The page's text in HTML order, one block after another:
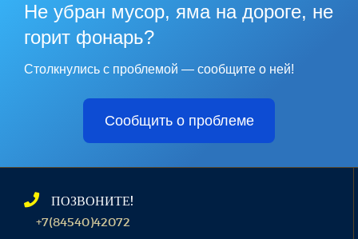
Не убран мусор, яма на дороге, не
горит фонарь?
Столкнулись с проблемой — сообщите о ней!
Сообщить о проблеме
ПОЗВОНИТЕ!
+7(84540)42072